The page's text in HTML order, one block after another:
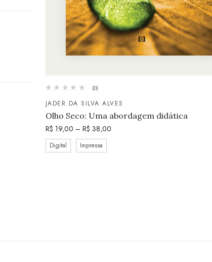
(0)
JADER DA SILVA ALVES
Olho Seco: Uma abordagem didática
R$ 19,00 – R$ 38,00
Digital Impressa